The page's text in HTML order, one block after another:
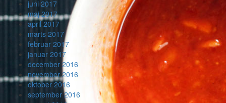
juni 2017
maj 2017
april 2017
marts 2017
februar 2017
januar 2017
december 2016
november 2016
oktober 2016
september 2016